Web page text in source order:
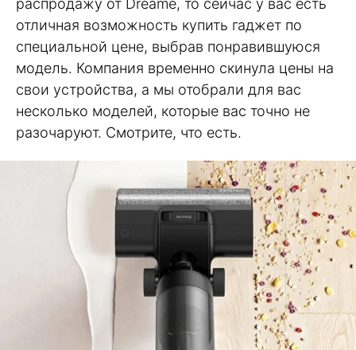
распродажу от Dreame, то сейчас у вас есть
отличная возможность купить гаджет по
специальной цене, выбрав понравившуюся
модель. Компания временно скинула цены на
свои устройства, а мы отобрали для вас
несколько моделей, которые вас точно не
разочаруют. Смотрите, что есть.